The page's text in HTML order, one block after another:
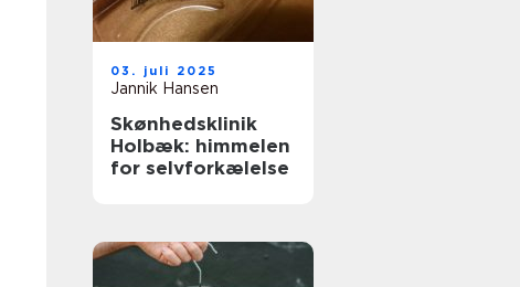
03. juli 2025
Jannik Hansen
Skønhedsklinik
Holbæk: himmelen
for selvforkælelse